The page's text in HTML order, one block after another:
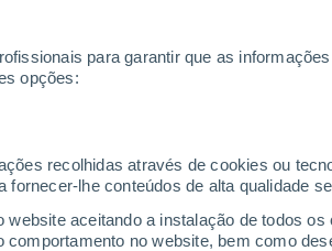
para garantir que as
opções:
recolhidas através de cookies ou
lhe conteúdos de alta qualidade
aceitando a instalação de todos
no website, bem como
Portugal
(NWP)